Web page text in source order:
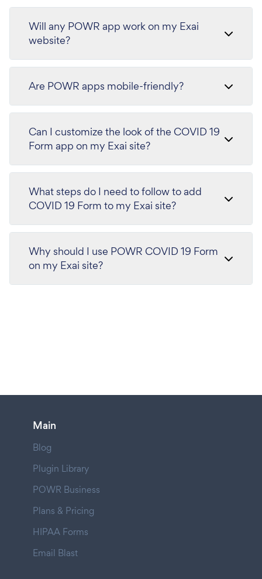
Will any POWR app work on my Exai
website?
Are POWR apps mobile-friendly?
Can I customize the look of the COVID 19
Form app on my Exai site?
What steps do I need to follow to add
COVID 19 Form to my Exai site?
Why should I use POWR COVID 19 Form
on my Exai site?
Main
Blog
Plugin Library
POWR Business
Plans & Pricing
HIPAA Forms
Email Blast